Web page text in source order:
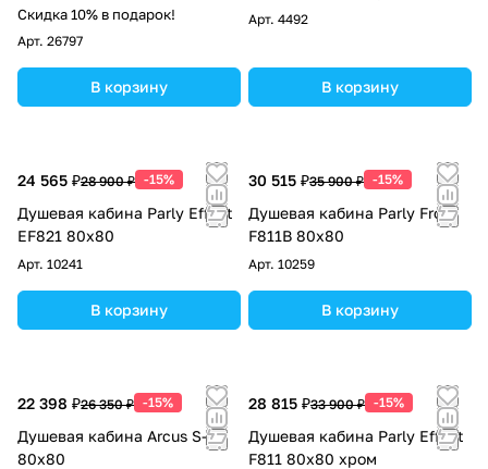
Скидка 10% в подарок!
Арт. 26797
В корзину
Арт. 4492
В корзину
24 565 ₽28 900 ₽ -15%
Душевая кабина Parly Effect
EF821 80x80
Арт. 10241
В корзину
30 515 ₽35 900 ₽ -15%
Душевая кабина Parly Frost
F811B 80x80
Арт. 10259
В корзину
22 398 ₽26 350 ₽ -15%
Душевая кабина Arcus S-30
80x80
28 815 ₽33 900 ₽ -15%
Душевая кабина Parly Effect
F811 80x80 хром